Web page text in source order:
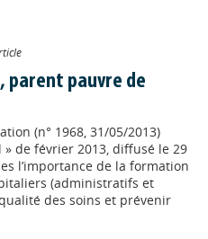
parent pauvre de
(n° 1968, 31/05/2013)
» de février 2013, diffusé le 29
l’importance de la formation
(administratifs et
des soins et prévenir